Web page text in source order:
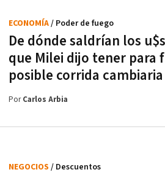
De dónde saldrían los
que Milei dijo tener para
posible corrida cambiaria
ECONOMÍA/ Poder de fuego
PorCarlos Arbia
NEGOCIOS / Descuentos